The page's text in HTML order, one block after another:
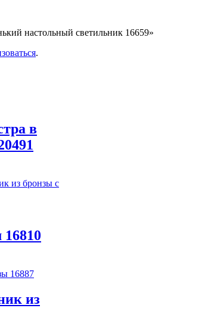
настольный светильник 16659»
.
в
из